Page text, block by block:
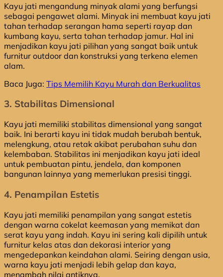
Kayu jati mengandung minyak alami yang berfungsi
sebagai pengawet alami. Minyak ini membuat kayu jati
tahan terhadap serangan hama seperti rayap dan
kumbang kayu, serta tahan terhadap jamur. Hal ini
menjadikan kayu jati pilihan yang sangat baik untuk
furnitur outdoor dan konstruksi yang terkena elemen
alam.
Baca Juga: Tips Memilih Kayu Murah dan Berkualitas
3. Stabilitas Dimensional
Kayu jati memiliki stabilitas dimensional yang sangat
baik. Ini berarti kayu ini tidak mudah berubah bentuk,
melengkung, atau retak akibat perubahan suhu dan
kelembaban. Stabilitas ini menjadikan kayu jati ideal
untuk pembuatan pintu, jendela, dan komponen
bangunan lainnya yang memerlukan presisi tinggi.
4. Penampilan Estetis
Kayu jati memiliki penampilan yang sangat estetis
dengan warna cokelat keemasan yang memikat dan
serat kayu yang indah. Kayu ini sering kali dipilih untuk
furnitur kelas atas dan dekorasi interior yang
mengedepankan keindahan alami. Seiring dengan usia,
warna kayu jati menjadi lebih gelap dan kaya,
menambah nilai antiknya.